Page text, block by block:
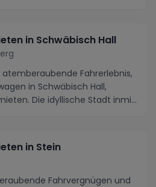
in Schwäbisch Hall
Fahrerlebnis,
in Schwäbisch Hall,
Die idyllische Stadt inmi...
in Stein
Fahrvergnügen und